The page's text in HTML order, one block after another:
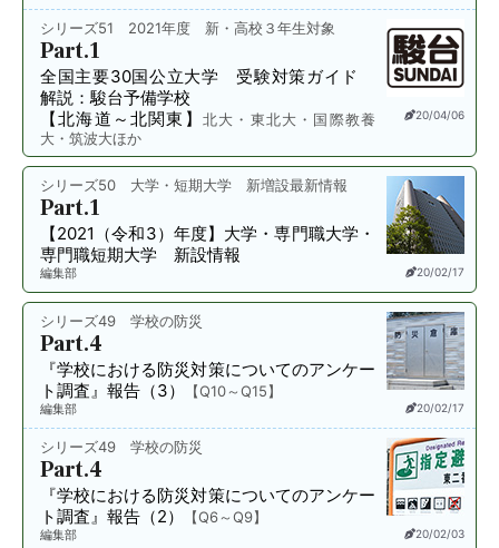
20/04/06
シリーズ51 2021年度 新・高校３年生対象
Part.1
全国主要30国公立大学 受験対策ガイド
解説：駿台予備学校
【北海道～北関東】 北大・東北大・国際教養
大・筑波大ほか
20/02/17
シリーズ50 大学・短期大学 新増設最新情報
Part.1
【2021（令和3）年度】 大学・専門職大学・
専門職短期大学 新設情報
編集部
20/02/17
シリーズ49 学校の防災
Part.4
『学校における防災対策についてのアンケー
ト調査』報告 （3） 【Q10～Q15】
編集部
20/02/03
シリーズ49 学校の防災
Part.4
『学校における防災対策についてのアンケー
ト調査』報告 （2） 【Q6～Q9】
編集部